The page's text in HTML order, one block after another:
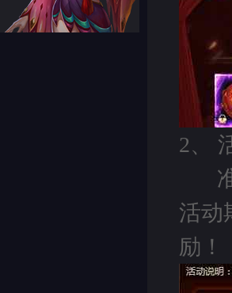
2、
活动
励！